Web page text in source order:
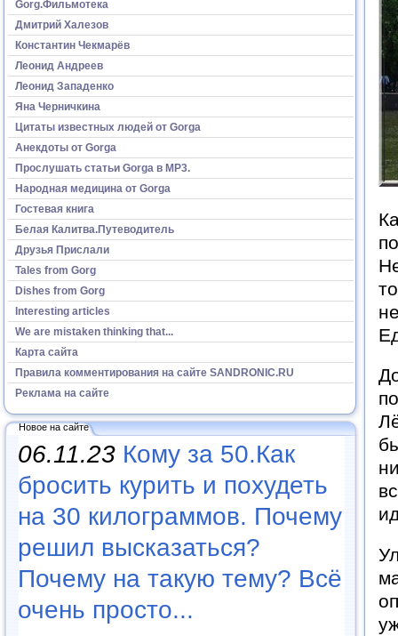
Gorg.Фильмотека
Дмитрий Халезов
Константин Чекмарёв
Леонид Андреев
Леонид Западенко
Яна Черничкина
Цитаты известных людей от Gorga
Анекдоты от Gorga
Прослушать статьи Gorga в МР3.
Народная медицина от Gorga
Гостевая книга
Белая Калитва.Путеводитель
Друзья Прислали
Tales from Gorg
Dishes from Gorg
Interesting articles
We are mistaken thinking that...
Карта сайта
Правила комментирования на сайте SANDRONIC.RU
Реклама на сайте
Новое на сайте
06.11.23 Кому за 50.Как
бросить курить и похудеть
на 30 килограммов. Почему
решил высказаться?
Почему на такую тему? Всё
очень просто...